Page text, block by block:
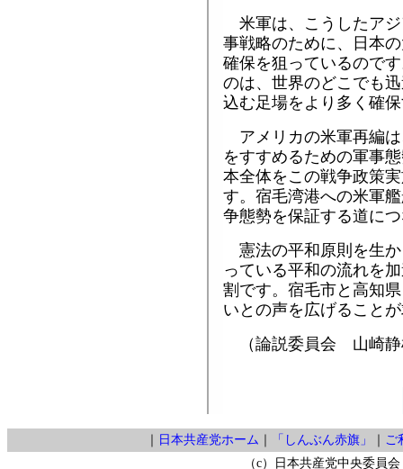
米軍は、こうしたア
事戦略のために、日本
確保を狙っているので
のは、世界のどこでも
込む足場をより多く確
アメリカの米軍再編
をすすめるための軍事
本全体をこの戦争政策
す。宿毛湾港への米軍
争態勢を保証する道に
憲法の平和原則を生
っている平和の流れを
割です。宿毛市と高知
いとの声を広げること
（論説委員会 山崎静
日本共産党ホーム 「しんぶん赤旗」
ご
（c）日本共産党中央委員会